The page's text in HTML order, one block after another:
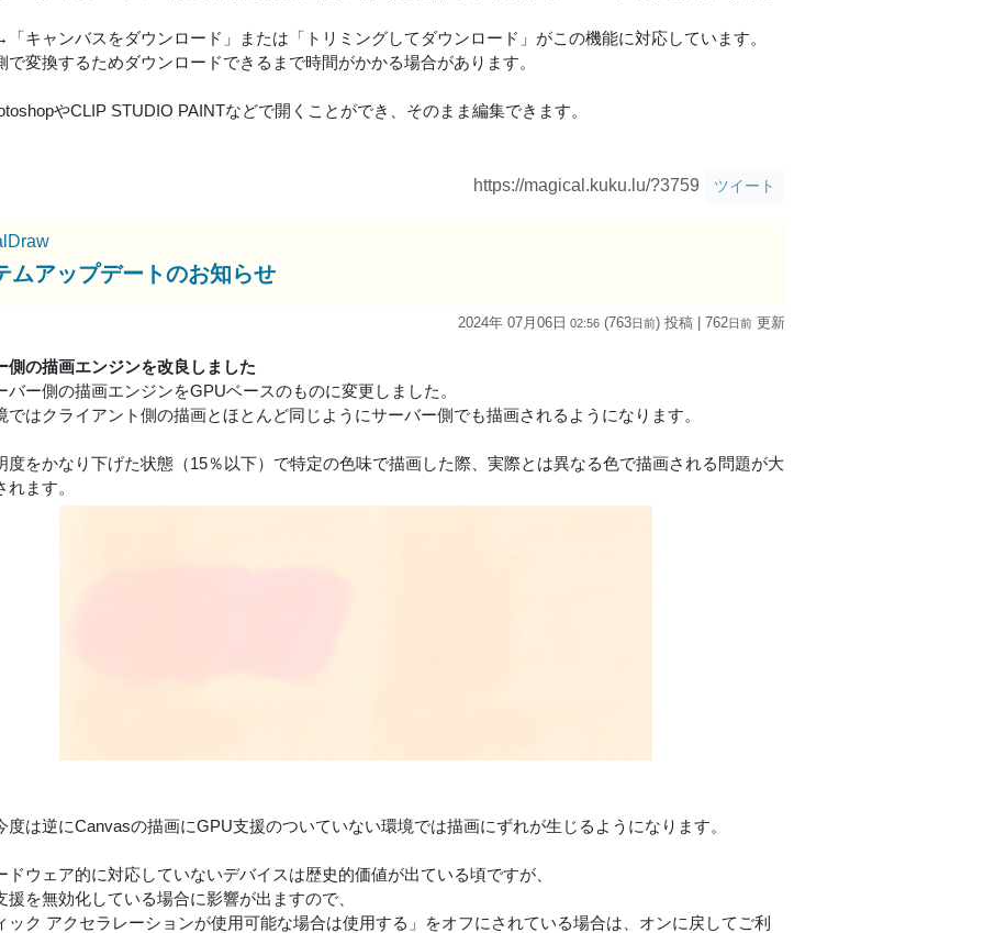
「キャンバスをダウンロード」または「トリミングしてダウンロード」がこの機能に対応しています。
で変換するためダウンロードできるまで時間がかかる場合があります。
やCLIP STUDIO PAINTなどで開くことができ、そのまま編集できます。
https://magical.kuku.lu/?3759 ツイート
ムアップデートのお知らせ
2024年 07月06日 02:56 (763日前) 投稿 | 762日前 更新
側の描画エンジンを改良しました
バー側の描画エンジンをGPUベースのものに変更しました。
ではクライアント側の描画とほとんど同じようにサーバー側でも描画されるようになります。
度をかなり下げた状態（15％以下）で特定の色味で描画した際、実際とは異なる色で描画される問題が大
ます。
度は逆にCanvasの描画にGPU支援のついていない環境では描画にずれが生じるようになります。
ドウェア的に対応していないデバイスは歴史的価値が出ている頃ですが、
援を無効化している場合に影響が出ますので、
ック アクセラレーションが使用可能な場合は使用する」をオフにされている場合は、オンに戻してご利